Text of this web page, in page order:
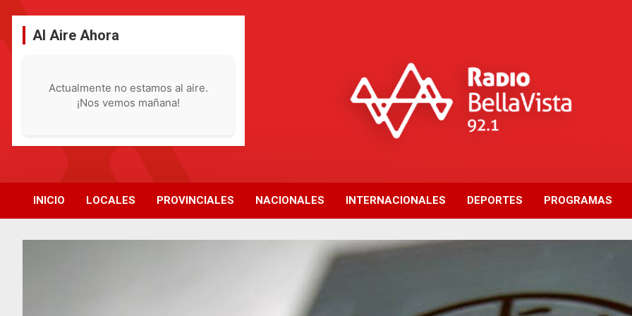
contenidoAl Aire Ahora
Actualmente no estamos al aire.
¡Nos vemos mañana!
INICIO LOCALES PROVINCIALES NACIONALES INTERNACIONALES DEPORTES PROGRAMAS